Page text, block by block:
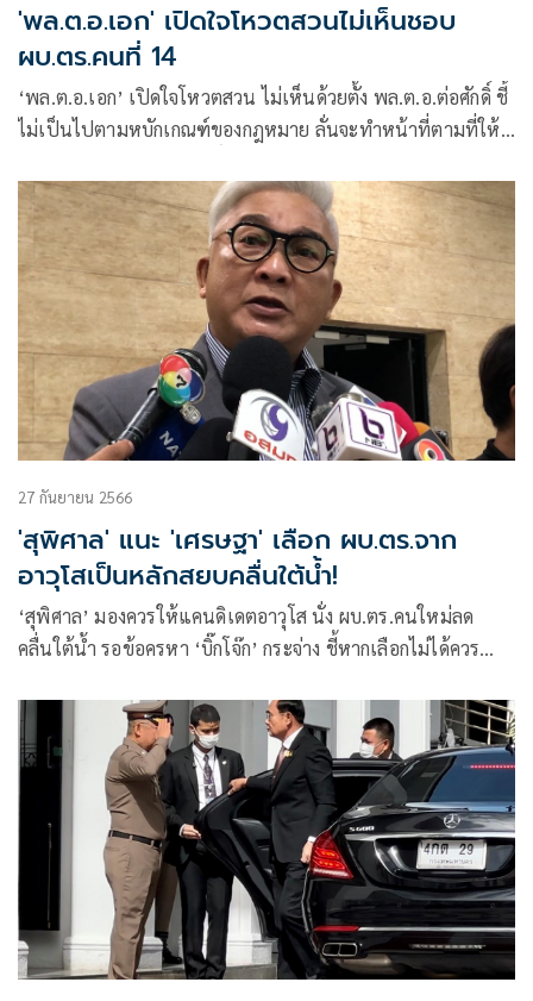
'พล.ต.อ.เอก' เปิดใจโหวตสวนไม่เห็นชอบ
ผบ.ตร.คนที่ 14
‘พล.ต.อ.เอก’ เปิดใจโหวตสวน ไม่เห็นด้วยตั้ง พล.ต.อ.ต่อศักดิ์ ชี้
ไม่เป็นไปตามหบักเกณฑ์ของกฎหมาย ลั่นจะทำหน้าที่ตามที่ให้
27 กันยายน 2566
'สุพิศาล' แนะ 'เศรษฐา' เลือก ผบ.ตร.จาก
อาวุโสเป็นหลักสยบคลื่นใต้น้ำ!
‘สุพิศาล’ มองควรให้แคนดิเดตอาวุโส นั่ง ผบ.ตร.คนใหม่ลด
คลื่นใต้น้ำ รอข้อครหา ‘บิ๊กโจ๊ก’ กระจ่าง ชี้หากเลือกไม่ได้ควร